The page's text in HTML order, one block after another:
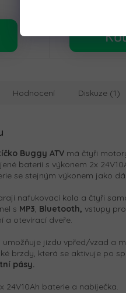
Hodnocení Diskuze (1)
Buggy ATV má čtyři
baterií s výkonem 2x
se stejným výkonem jako
nafukovací kola a čtyři
s MP3, Bluetooth, vstupy pro
a otevírací dveře.
jízdu vpřed/vzad a
brzdy, která se aktivuje po
pásy.
24V10Ah baterie a nabíječka.